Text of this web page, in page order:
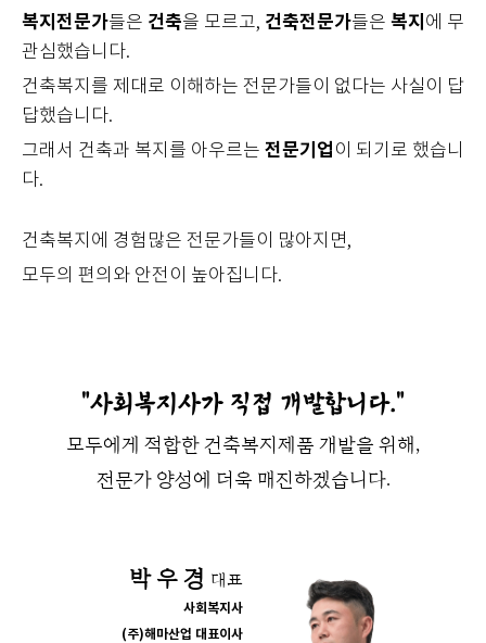
복지전문가들은 건축을 모르고, 건축전문가들은 복지 에 무
관심했습니다.
건축복지를 제대로 이해하는 전문가들이 없다는 사실이 답
답했습니다.
그래서 건축과 복지를 아우르는 전문기업 이 되기로 했습니
다.
건축복지에 경험많은 전문가들이 많아지면,
모두의 편의와 안전이 높아집니다.
"사회복지사가 직접 개발합니다."
모두에게 적합한 건축복지제품 개발을 위해,
전문가 양성에 더욱 매진하겠습니다.
박 우 경 대표
사회복지사
(주)해마산업 대표이사